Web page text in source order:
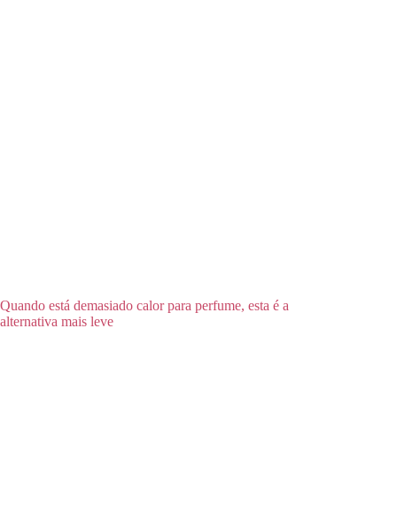
Quando está demasiado calor para perfume, esta é a
alternativa mais leve